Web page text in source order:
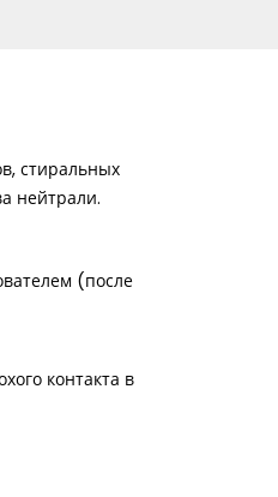
стиральных
нейтрали.
(после
контакта в